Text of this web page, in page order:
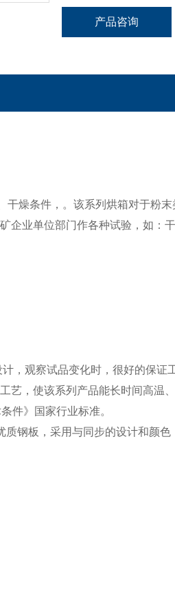
产品咨询
干燥条件，。该系列烘箱对于粉末
企业单位部门作各种试验，如：
，观察试品变化时，很好的保证
艺，使该系列产品能长时间高温
件》国家行业标准。
钢板，采用与同步的设计和颜色